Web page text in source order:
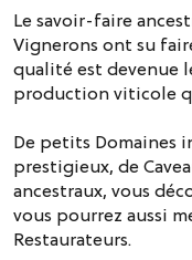
Le savoir-faire
Vignerons ont su
qualité est devenue
production viticole
De petits Domaines
prestigieux, de
ancestraux, vous
vous pourrez aussi
Restaurateurs.